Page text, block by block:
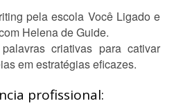
pela escola Você Ligado e
Helena de Guide.
criativas para cativar
em estratégias eficazes.
profissional: